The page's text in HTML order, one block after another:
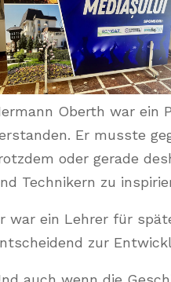
Oberth war ein
Er musste
oder gerade
Technikern zu
war ein Lehrer für
zur